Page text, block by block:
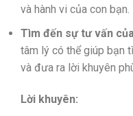
và hành vi của con bạn.
Tìm đến sự tư vấn
tâm lý có thể giúp bạn
và đưa ra lời khuyên
Lời khuyên: